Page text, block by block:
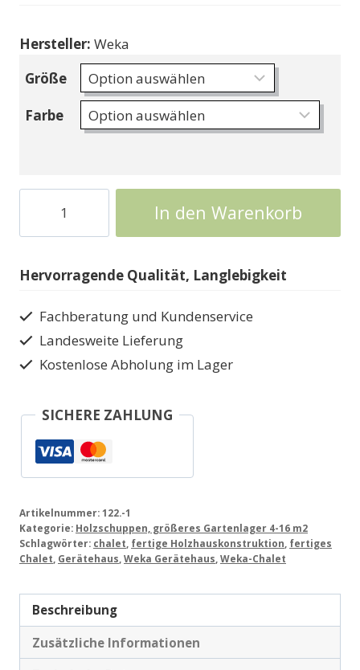
Hersteller: Weka
Größe
Farbe
Gerätehaus
5
Größen122
In den Warenkorb
Hervorragende Qualität, Langlebigkeit
Fachberatung und Kundenservice
Landesweite Lieferung
Kostenlose Abholung im Lager
SICHERE ZAHLUNG
Artikelnummer:122.-1
Kategorie: Holzschuppen, größeres Gartenlager 4-16 m2
Schlagwörter: chalet fertige Holzhauskonstruktion fertiges
Chalet Gerätehaus Weka Gerätehaus Weka-Chalet
Beschreibung
Zusätzliche Informationen